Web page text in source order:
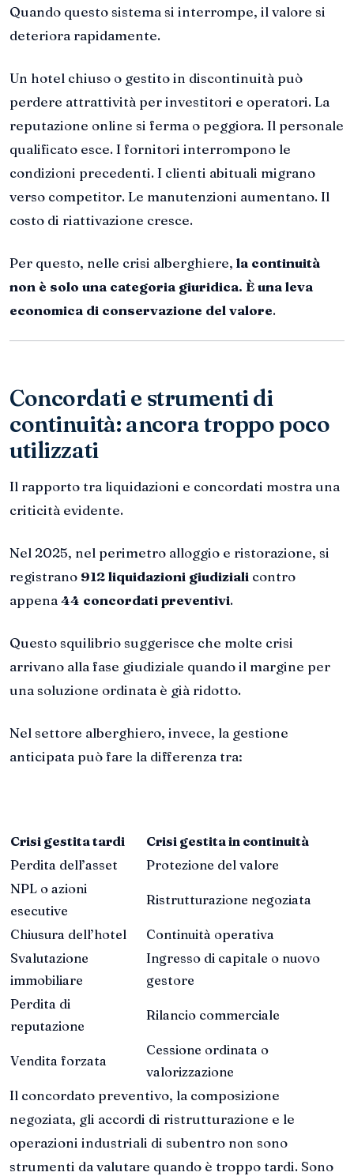
Quando questo sistema si interrompe, il valore si
deteriora rapidamente.
Un hotel chiuso o gestito in discontinuità può
perdere attrattività per investitori e operatori. La
reputazione online si ferma o peggiora. Il personale
qualificato esce. I fornitori interrompono le
condizioni precedenti. I clienti abituali migrano
verso competitor. Le manutenzioni aumentano. Il
costo di riattivazione cresce.
Per questo, nelle crisi alberghiere, la continuità
non è solo una categoria giuridica. È una leva
economica di conservazione del valore.
Concordati e strumenti di
continuità: ancora troppo poco
utilizzati
Il rapporto tra liquidazioni e concordati mostra una
criticità evidente.
Nel 2025, nel perimetro alloggio e ristorazione, si
registrano 912 liquidazioni giudiziali contro
appena44 concordati preventivi.
Questo squilibrio suggerisce che molte crisi
arrivano alla fase giudiziale quando il margine per
una soluzione ordinata è già ridotto.
Nel settore alberghiero, invece, la gestione
anticipata può fare la differenza tra:
Crisi gestita tardi
Crisi gestita in continuità
Perdita dell’asset
Protezione del valore
NPL o azioni
esecutive
Ristrutturazione negoziata
Chiusura dell’hotel
Continuità operativa
Svalutazione
immobiliare
Ingresso di capitale o nuovo
gestore
Perdita di
reputazione
Rilancio commerciale
Vendita forzata
Cessione ordinata o
valorizzazione
Il concordato preventivo, la composizione
negoziata, gli accordi di ristrutturazione e le
operazioni industriali di subentro non sono
strumenti da valutare quando è troppo tardi. Sono